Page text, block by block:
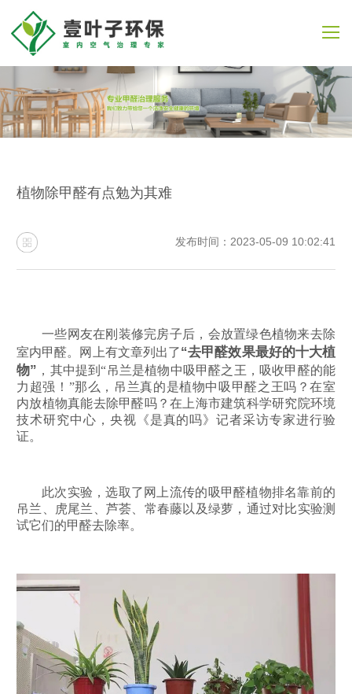
植物除甲醛有点勉为其难
发布时间：2023-05-09 10:02:41
一些网友在刚装修完房子后，会放置绿色植物来去除
室内甲醛。网上有文章列出了“去甲醛效果最好的十大植
物” ，其中提到“吊兰是植物中吸甲醛之王，吸收甲醛的能
力超强！”那么，吊兰真的是植物中吸甲醛之王吗？在室
内放植物真能去除甲醛吗？在上海市建筑科学研究院环境
技术研究中心，央视《是真的吗》记者采访专家进行验
证。
此次实验，选取了网上流传的吸甲醛植物排名靠前的
吊兰、虎尾兰、芦荟、常春藤以及绿萝，通过对比实验测
试它们的甲醛去除率。